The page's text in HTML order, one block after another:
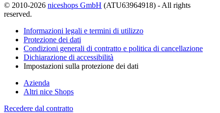
© 2010-2026 niceshops GmbH (ATU63964918) - All rights
reserved.
Informazioni legali e termini di utilizzo
Protezione dei dati
Condizioni generali di contratto e politica di cancellazione
Dichiarazione di accessibilità
Impostazioni sulla protezione dei dati
Azienda
Altri nice Shops
Recedere dal contratto